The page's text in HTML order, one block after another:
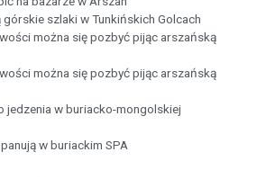
górskie szlaki w Tunkińskich Golcach
można się pozbyć pijąc arszańską
można się pozbyć pijąc arszańską
jedzenia w buriacko-mongolskiej
w buriackim SPA